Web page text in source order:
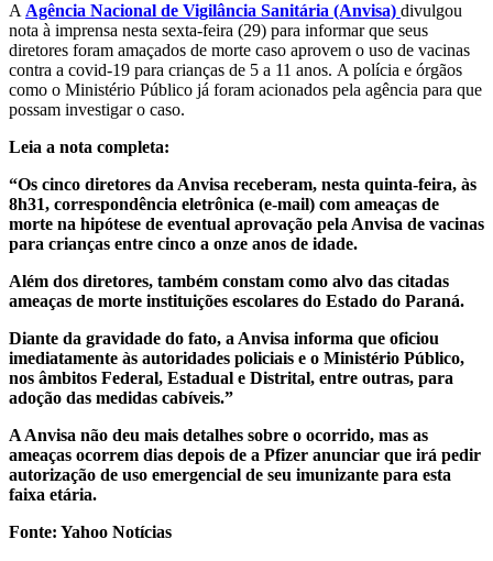
A Agência Nacional de Vigilância Sanitária (Anvisa) divulgou
nota à imprensa nesta sexta-feira (29) para informar que seus
diretores foram amaçados de morte caso aprovem o uso de vacinas
contra a covid-19 para crianças de 5 a 11 anos. A polícia e órgãos
como o Ministério Público já foram acionados pela agência para que
possam investigar o caso.
Leia a nota completa:
“Os cinco diretores da Anvisa receberam, nesta quinta-feira, às
8h31, correspondência eletrônica (e-mail) com ameaças de
morte na hipótese de eventual aprovação pela Anvisa de vacinas
para crianças entre cinco a onze anos de idade.
Além dos diretores, também constam como alvo das citadas
ameaças de morte instituições escolares do Estado do Paraná.
Diante da gravidade do fato, a Anvisa informa que oficiou
imediatamente às autoridades policiais e o Ministério Público,
nos âmbitos Federal, Estadual e Distrital, entre outras, para
adoção das medidas cabíveis.”
A Anvisa não deu mais detalhes sobre o ocorrido, mas as
ameaças ocorrem dias depois de a Pfizer anunciar que irá pedir
autorização de uso emergencial de seu imunizante para esta
faixa etária.
Fonte: Yahoo Notícias